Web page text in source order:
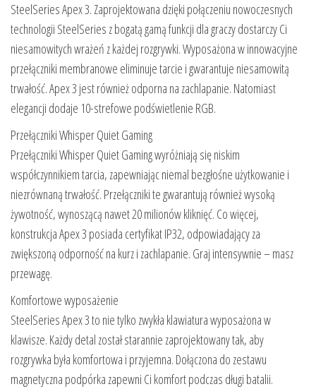
SteelSeries Apex 3. Zaprojektowana dzięki połączeniu nowoczesnych
technologii SteelSeries z bogatą gamą funkcji dla graczy dostarczy Ci
niesamowitych wrażeń z każdej rozgrywki. Wyposażona w innowacyjne
przełączniki membranowe eliminuje tarcie i gwarantuje niesamowitą
trwałość. Apex 3 jest również odporna na zachlapanie. Natomiast
elegancji dodaje 10-strefowe podświetlenie RGB.
Przełączniki Whisper Quiet Gaming
Przełączniki Whisper Quiet Gaming wyróżniają się niskim
współczynnikiem tarcia, zapewniając niemal bezgłośne użytkowanie i
niezrównaną trwałość. Przełączniki te gwarantują również wysoką
żywotność, wynoszącą nawet 20 milionów kliknięć. Co więcej,
konstrukcja Apex 3 posiada certyfikat IP32, odpowiadający za
zwiększoną odporność na kurz i zachlapanie. Graj intensywnie – masz
przewagę.
Komfortowe wyposażenie
SteelSeries Apex 3 to nie tylko zwykła klawiatura wyposażona w
klawisze. Każdy detal został starannie zaprojektowany tak, aby
rozgrywka była komfortowa i przyjemna. Dołączona do zestawu
magnetyczna podpórka zapewni Ci komfort podczas długi batalii.